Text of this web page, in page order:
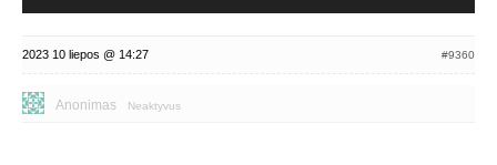
2023 10 liepos @ 14:27 #9360
Anonimas Neaktyvus